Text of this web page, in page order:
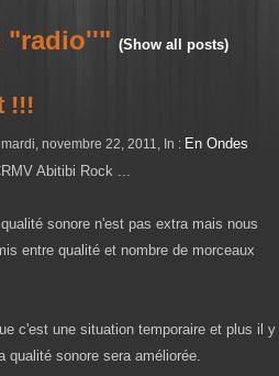
"radio''" (Show all posts)
!!!
novembre 22, 2011, In : En Ondes
Abitibi Rock ...
sonore n'est pas extra mais nous
entre qualité et nombre de morceaux
c'est une situation temporaire et plus il y
qualité sonore sera améliorée.